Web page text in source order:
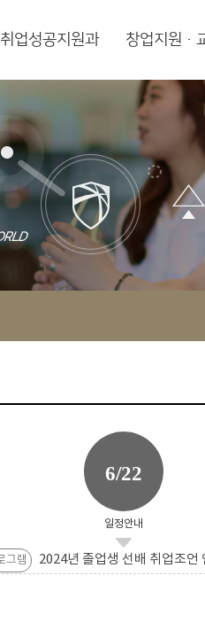
취업성공지원과 창업지원·
6/22
일정안내
그램 2024년 졸업생 선배 취업조언